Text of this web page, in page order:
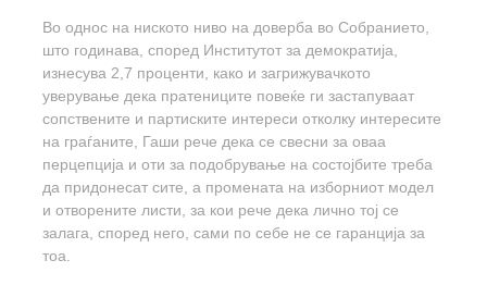
Во однос на ниското ниво на доверба во Собранието,
што годинава, според Институтот за демократија,
изнесува 2,7 проценти, како и загрижувачкото
уверување дека пратениците повеќе ги застапуваат
сопствените и партиските интереси отколку интересите
на граѓаните, Гаши рече дека се свесни за оваа
перцепција и оти за подобрување на состојбите треба
да придонесат сите, а промената на изборниот модел
и отворените листи, за кои рече дека лично тој се
залага, според него, сами по себе не се гаранција за
тоа.